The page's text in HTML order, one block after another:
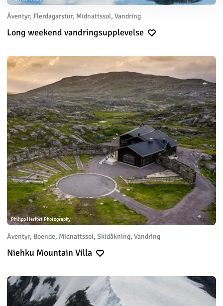
Äventyr, Flerdagarstur, Midnattssol, Vandring
Long weekend vandringsupplevelse
Philipp Herfort Photography
Äventyr, Boende, Midnattssol, Skidåkning, Vandring
Niehku Mountain Villa